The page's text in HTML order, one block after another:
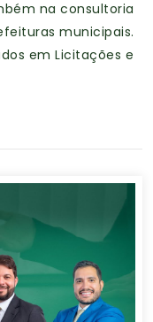
na consultoria
municipais.
em Licitações e